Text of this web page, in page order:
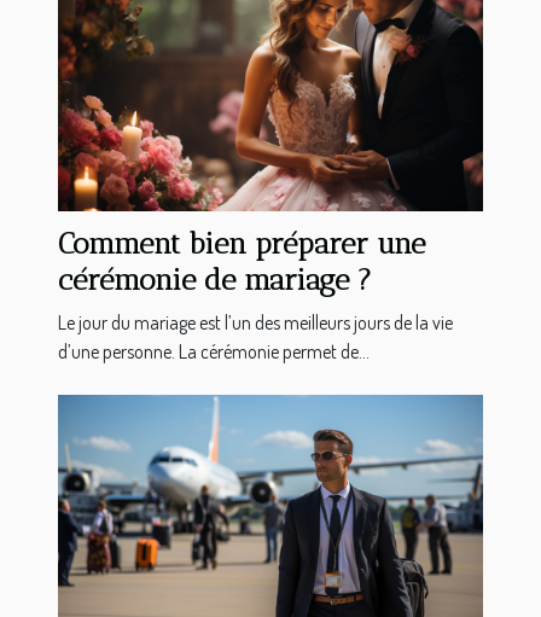
Comment bien préparer une
cérémonie de mariage ?
Le jour du mariage est l’un des meilleurs jours de la vie
d’une personne. La cérémonie permet de...